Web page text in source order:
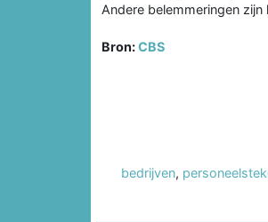
Andere belemmeringen
Bron:CBS
bedrijven,